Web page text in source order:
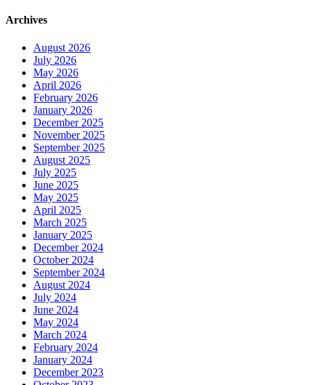
Archives
August 2026
July 2026
May 2026
April 2026
February 2026
January 2026
December 2025
November 2025
September 2025
August 2025
July 2025
June 2025
May 2025
April 2025
March 2025
January 2025
December 2024
October 2024
September 2024
August 2024
July 2024
June 2024
May 2024
March 2024
February 2024
January 2024
December 2023